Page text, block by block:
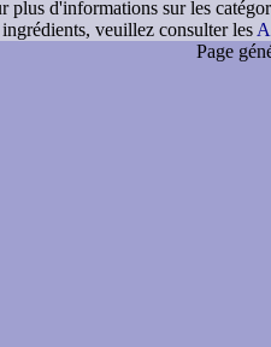
plus d'informations sur les
ingrédients, veuillez consulter les
Page